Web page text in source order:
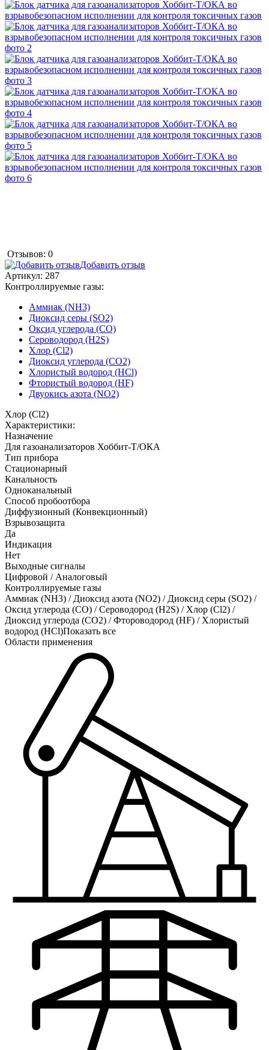
Отзывов: 0
Добавить отзыв
Артикул: 287
Контроллируемые газы:
Аммиак (NH3)
Диоксид серы (SO2)
Оксид углерода (CO)
Сероводород (H2S)
Хлор (Cl2)
Диоксид углерода (CO2)
Хлористый водород (HCl)
Фтористый водород (HF)
Двуокись азота (NO2)
Хлор (Cl2)
Характеристики:
Назначение
Для газоанализаторов Хоббит-Т/ОКА
Тип прибора
Стационарный
Канальность
Одноканальный
Способ пробоотбора
Диффузионный (Конвекционный)
Взрывозащита
Да
Индикация
Нет
Выходные сигналы
Цифровой / Аналоговый
Контроллируемые газы
Аммиак (NH3) / Диоксид азота (NO2) / Диоксид серы (SO2) /
Оксид углерода (CO) /Сероводород (H2S) / Хлор (Cl2) /
Диоксид углерода (CO2) /Фтороводород (HF) / Хлористый
водород (HCl)Показать все
Области применения